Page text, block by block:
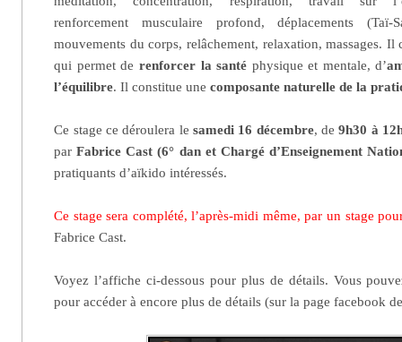
renforcement musculaire profond, déplacements (Taï-
mouvements du corps, relâchement, relaxation, massages. Il
qui permet de renforcer la santé physique et mentale, d’
l’équilibre. Il constitue unecomposante naturelle de la
Ce stage ce déroulera le samedi 16 décembre, de9h30 à
parFabrice Cast (6° dan et Chargé d’Enseignement
pratiquants d’aïkido intéressés.
Ce stage sera complété, l’après-midi même, par un stage
Fabrice Cast.
Voyez l’affiche ci-dessous pour plus de détails. Vous
pour accéder à encore plus de détails (sur la page facebook